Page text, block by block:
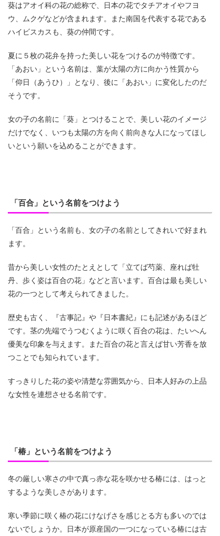
葵はアオイ科の花の総称で、日本の花でタチアオイやフヨ
ウ、ムクゲなどが含まれます。また南国を代表する花である
ハイビスカスも、葵の仲間です。
夏に５枚の花弁を持った美しい花をつけるのが特徴です。
「あおい」という名前は、葉が太陽の方に向かう性質から
「仰日（あうひ）」となり、後に「あおい」に変化したのだ
そうです。
女の子の名前に「葵」とつけることで、美しい花のイメージ
だけでなく、いつも太陽の方を向く前向きな人になってほし
いという願いを込めることができます。
「百合」という名前をつけよう
「百合」という名前も、女の子の名前としてきれいで好まれ
ます。
昔から美しい女性のたとえとして「立てば芍薬、座れば牡
丹、歩く姿は百合の花」などと言います。百合は最も美しい
花の一つとして考えられてきました。
歴史も古く、『古事記』や『日本書紀』にも記述があるほど
です。茎の先端でうつむくように咲く百合の花は、たいへん
優美な印象を与えます。また百合の花と言えば甘い芳香を放
つことでも知られています。
すっきりした花の姿や清楚な雰囲気から、日本人好みの上品
な女性を連想させる名前です。
「椿」という名前をつけよう
冬の厳しい寒さの中で真っ赤な花を咲かせる椿には、はっと
するような美しさがあります。
寒い季節に咲く椿の花にけなげさを感じとる方も多いのでは
ないでしょうか。日本が原産国の一つになっている椿には古